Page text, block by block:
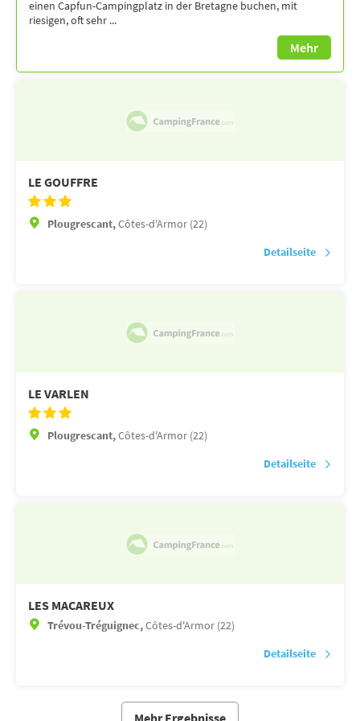
einen Capfun-Campingplatz in der Bretagne buchen, mit
riesigen, oft sehr ...
Mehr
LE GOUFFRE
Plougrescant,Côtes-d'Armor (22)
Detailseite
LE VARLEN
Plougrescant,Côtes-d'Armor (22)
Detailseite
LES MACAREUX
Trévou-Tréguignec,Côtes-d'Armor (22)
Detailseite